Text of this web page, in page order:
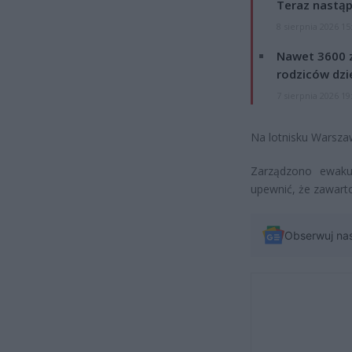
Teraz
Nawet 3600
rodziców
Na lotnisku
Zarządzono
upewnić, że
Obserwuj